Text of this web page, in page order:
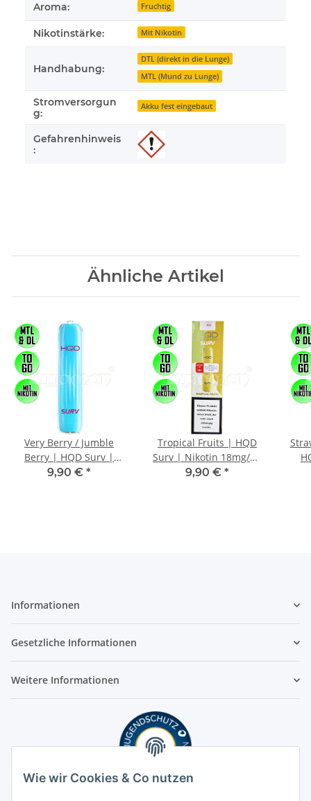
Aroma: Fruchtig
Nikotinstärke: Mit Nikotin
Handhabung:
DTL (direkt in die Lunge)
MTL (Mund zu Lunge)
Stromversorgun
g:
Akku fest eingebaut
Gefahrenhinweis
:
Ähnliche Artikel
Very Berry / Jumble
Berry | HQD Surv |
Nikotin 18mg/ml |
9,90 € *
Tropical Fruits | HQD
Surv | Nikotin 18mg/ml
| Einweg E-Zigarette / E-
9,90 € *
Informationen
Gesetzliche Informationen
Weitere Informationen
Wie wir Cookies & Co nutzen